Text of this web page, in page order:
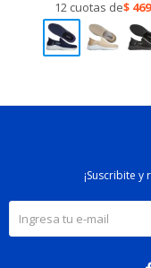
12 cuotas de$ 469
¡Suscribite